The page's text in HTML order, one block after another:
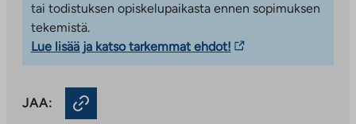
Monipuolinen asuntovalikoima
Viilivati 2:Asumisoikeusasuntoja
kuusikerroksisessa talossa, jossa on kaksi
portaikkoa. Asunnot ovat valmistuneet
toukokuussa 2025.
tai todistuksen opiskelupaikasta ennen sopimuksen
tekemistä.
Lue lisää ja katso tarkemmat ehdot!Linkki
vie
JAA: